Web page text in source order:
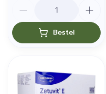
Bestel